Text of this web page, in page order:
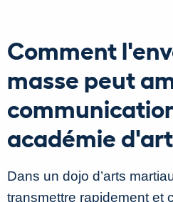
Comment
masse peut
académie
Dans un dojo d’arts
transmettre rapidement et